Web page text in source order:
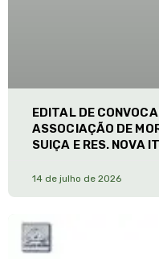
EDITAL DE
ASSOCIAÇÃO DE
SUIÇA E RES. NOVA
14 de julho de 2026